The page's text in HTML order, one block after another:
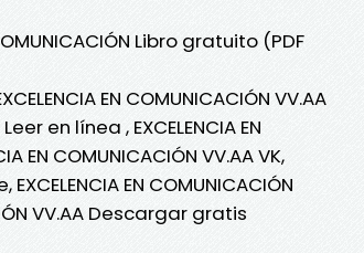
Libro gratuito (PDF
EN COMUNICACIÓN VV.AA
en línea , EXCELENCIA EN
EN COMUNICACIÓN VV.AA VK,
EXCELENCIA EN COMUNICACIÓN
VV.AA Descargar gratis